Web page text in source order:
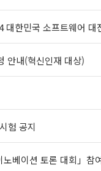
대한민국 소프트웨어
안내(혁신인재 대상)
험 공지
베이션 토론 대회」참